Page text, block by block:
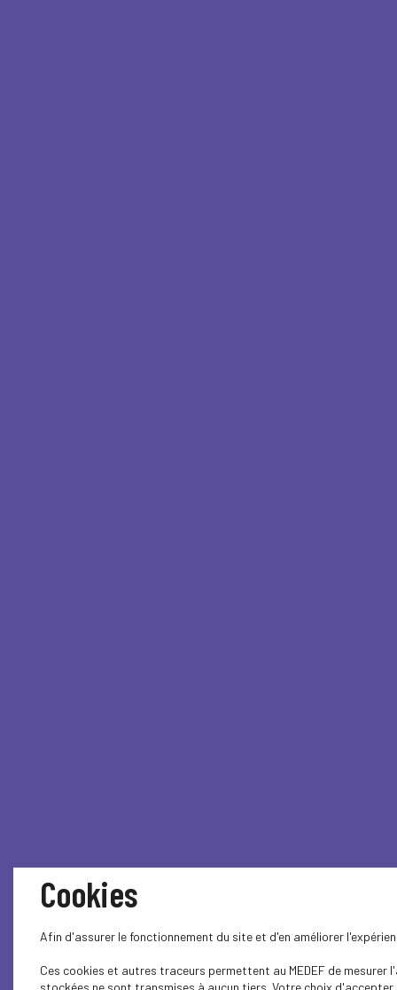
Cookies
Afin d'assurer le fonctionnement du site et d'en améliorer
Ces cookies et autres traceurs permettent au MEDEF de
stockées ne sont transmises à aucun tiers. Votre choix